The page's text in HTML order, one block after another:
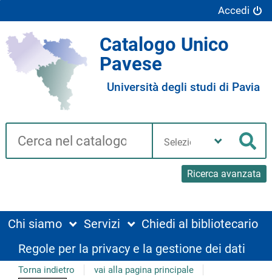
Accedi
Catalogo Unico
Pavese
Università degli studi di Pavia
Cerca su "Catalogo"
Ricerca avanzata
biblioteca
Chi siamo Servizi
Chiedi al bibliotecario
Regole per la privacy e la gestione dei dati
Torna indietro vai alla pagina principale